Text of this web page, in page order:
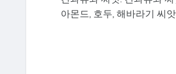
아몬드, 호두, 해바라기 씨